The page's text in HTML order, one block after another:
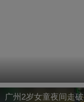
广州2岁女童夜间走